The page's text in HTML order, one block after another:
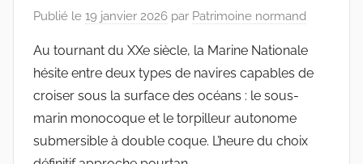
Publié le 19 janvier 2026 par Patrimoine normand
Au tournant du XXe siècle, la Marine Nationale
hésite entre deux types de navires capables de
croiser sous la surface des océans : le sous-
marin monocoque et le torpilleur autonome
submersible à double coque. L’heure du choix